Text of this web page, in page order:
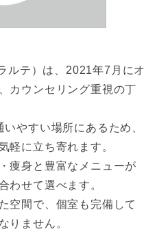
ルテ）は、2021年7月にオ
カウンセリング重視の丁
やすい場所にあるため、
軽に立ち寄れます。
痩身と豊富なメニューが
わせて選べます。
空間で、個室も完備して
りません。